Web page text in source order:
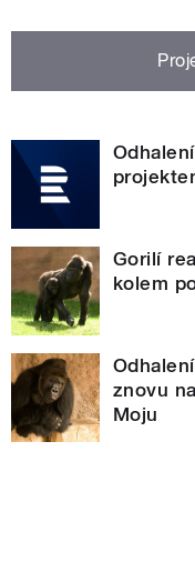
Gorilí
kolem
znovu
Moju